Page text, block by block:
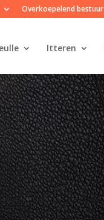
Overkoepelend bestuur
Itteren